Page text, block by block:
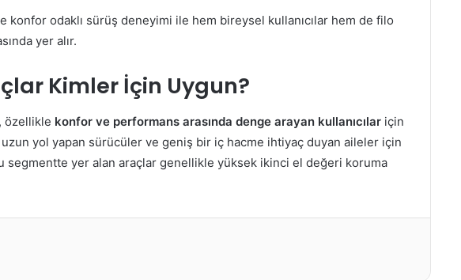
konfor odaklı sürüş deneyimi ile hem bireysel kullanıcılar hem de filo
yer alır.
Kimler İçin Uygun?
özellikle konfor ve performans arasında denge arayan kullanıcılar için
yol yapan sürücüler ve geniş bir iç hacme ihtiyaç duyan aileler için
segmentte yer alan araçlar genellikle yüksek ikinci el değeri koruma